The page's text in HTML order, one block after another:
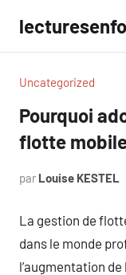
contenu
Uncategorized
Pourquoi
flotte
par Louise KESTEL
La gestion de
dans le monde
l’augmentation